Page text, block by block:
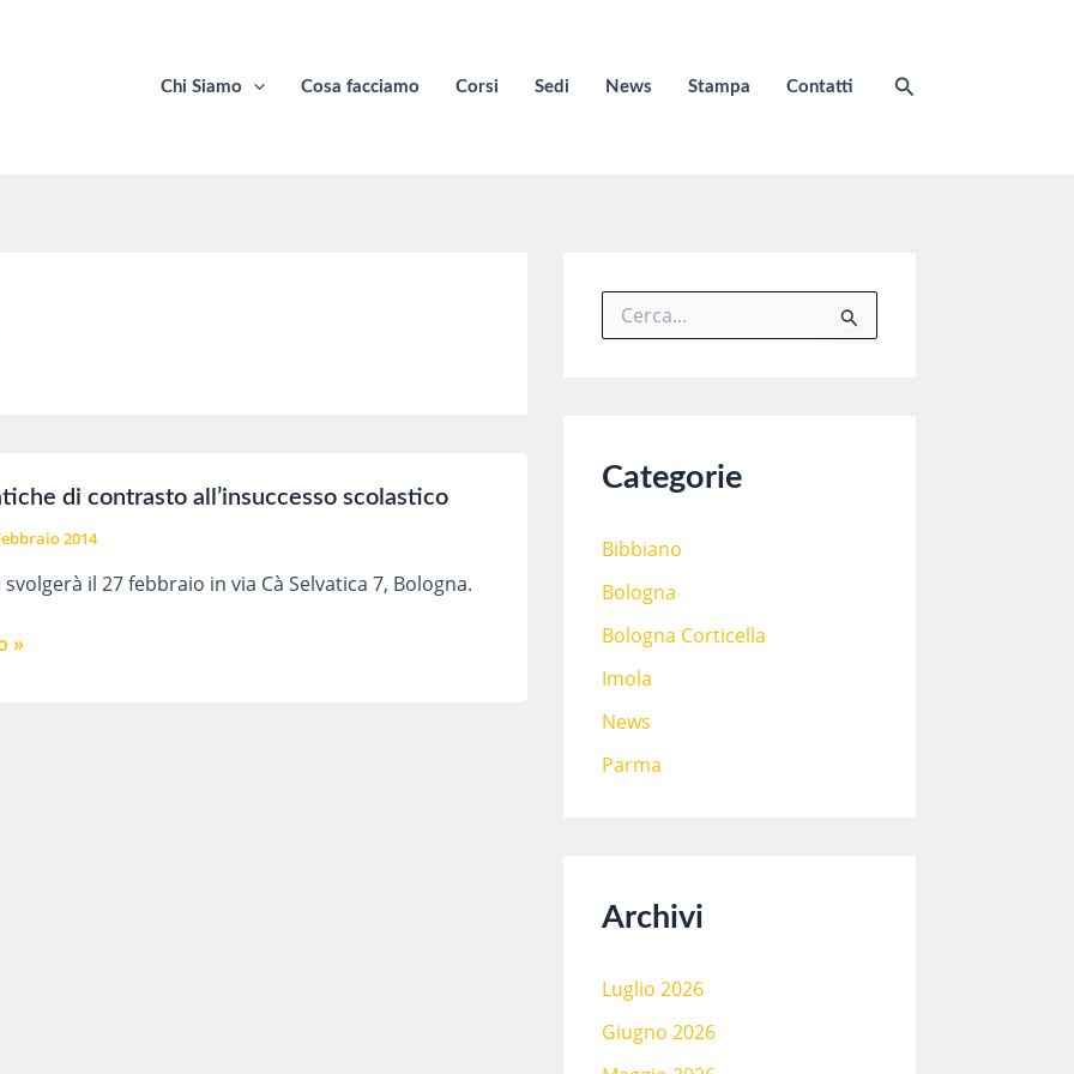
Chi Siamo Cosa facciamo Corsi Sedi News Stampa Contatti Cerca
di contrasto all’insuccesso scolastico
2014
il 27 febbraio in via Cà Selvatica 7, Bologna.
»
C
Categorie
Bibbiano
Bologna
Bologna Corticella
Imola
News
Parma
Archivi
Luglio 2026
Giugno 2026